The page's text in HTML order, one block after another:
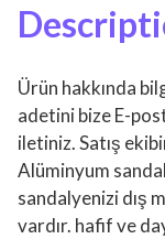
Ürün hakkında
adetini bize E-
iletiniz. Satış
Alüminyum
sandalyenizi dış
vardır. hafif ve